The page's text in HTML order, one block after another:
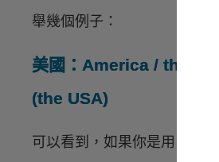
舉幾個例子：
美國：America / the
(the USA)
可以看到，如果你是用